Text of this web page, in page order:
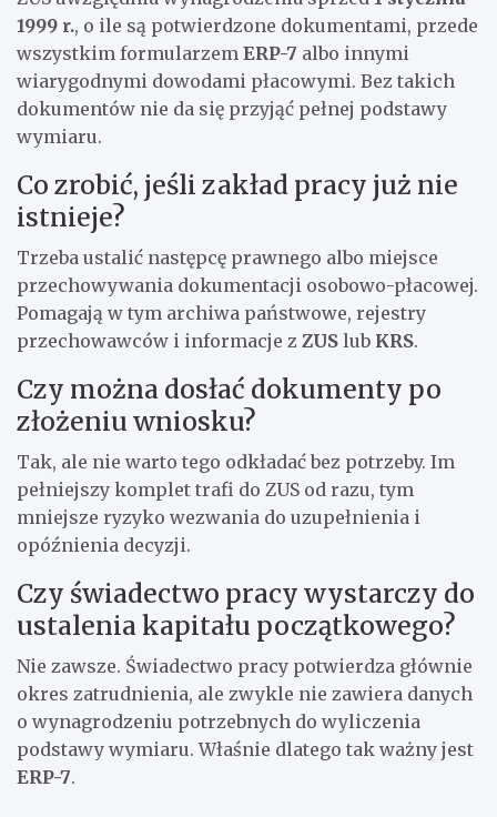
1999 r., o ile są potwierdzone dokumentami, przede
wszystkim formularzem ERP-7 albo innymi
wiarygodnymi dowodami płacowymi. Bez takich
dokumentów nie da się przyjąć pełnej podstawy
wymiaru.
Co zrobić, jeśli zakład pracy już nie
istnieje?
Trzeba ustalić następcę prawnego albo miejsce
przechowywania dokumentacji osobowo-płacowej.
Pomagają w tym archiwa państwowe, rejestry
przechowawców i informacje z ZUS lub KRS.
Czy można dosłać dokumenty po
złożeniu wniosku?
Tak, ale nie warto tego odkładać bez potrzeby. Im
pełniejszy komplet trafi do ZUS od razu, tym
mniejsze ryzyko wezwania do uzupełnienia i
opóźnienia decyzji.
Czy świadectwo pracy wystarczy do
ustalenia kapitału początkowego?
Nie zawsze. Świadectwo pracy potwierdza głównie
okres zatrudnienia, ale zwykle nie zawiera danych
o wynagrodzeniu potrzebnych do wyliczenia
podstawy wymiaru. Właśnie dlatego tak ważny jest
ERP-7.